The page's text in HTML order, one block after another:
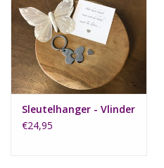
Sleutelhanger - Vlinder
€24,95